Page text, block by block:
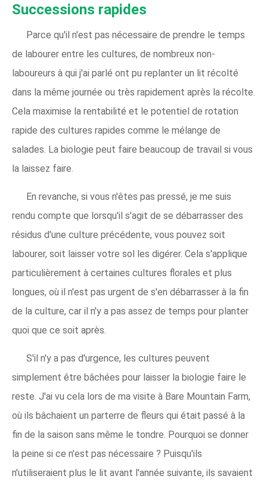
Successions rapides
Parce qu'il n'est pas nécessaire de prendre le temps
de labourer entre les cultures, de nombreux non-
laboureurs à qui j'ai parlé ont pu replanter un lit récolté
dans la même journée ou très rapidement après la récolte.
Cela maximise la rentabilité et le potentiel de rotation
rapide des cultures rapides comme le mélange de
salades. La biologie peut faire beaucoup de travail si vous
la laissez faire.
En revanche, si vous n'êtes pas pressé, je me suis
rendu compte que lorsqu'il s'agit de se débarrasser des
résidus d'une culture précédente, vous pouvez soit
labourer, soit laisser votre sol les digérer. Cela s'applique
particulièrement à certaines cultures florales et plus
longues, où il n'est pas urgent de s'en débarrasser à la fin
de la culture, car il n'y a pas assez de temps pour planter
quoi que ce soit après.
S'il n'y a pas d'urgence, les cultures peuvent
simplement être bâchées pour laisser la biologie faire le
reste. J'ai vu cela lors de ma visite à Bare Mountain Farm,
où ils bâchaient un parterre de fleurs qui était passé à la
fin de la saison sans même le tondre. Pourquoi se donner
la peine si ce n'est pas nécessaire ? Puisqu'ils
n'utiliseraient plus le lit avant l'année suivante, ils savaient